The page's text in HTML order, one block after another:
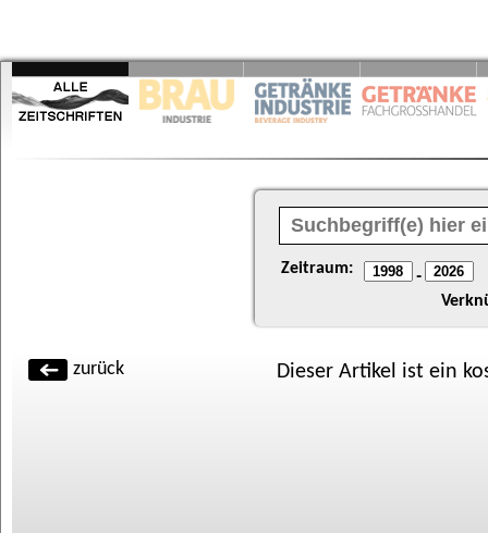
Zeitraum: -
zurück Dieser Artikel ist ein